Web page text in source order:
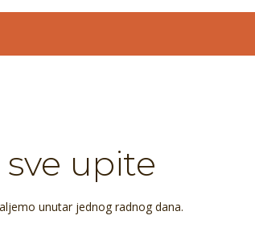
upite
unutar jednog radnog dana.